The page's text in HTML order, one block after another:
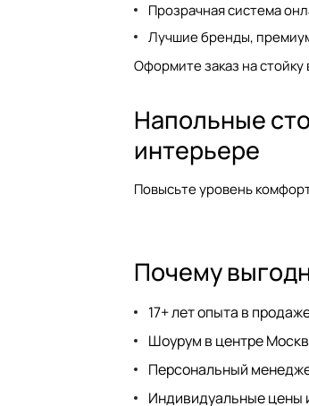
Прозрачная система
Лучшие бренды,
Оформите заказ на
Напольные
интерьере
Повысьте уровень
Почему
17+ лет опыта в
Шоурум в центре
Персональный
Индивидуальные цены